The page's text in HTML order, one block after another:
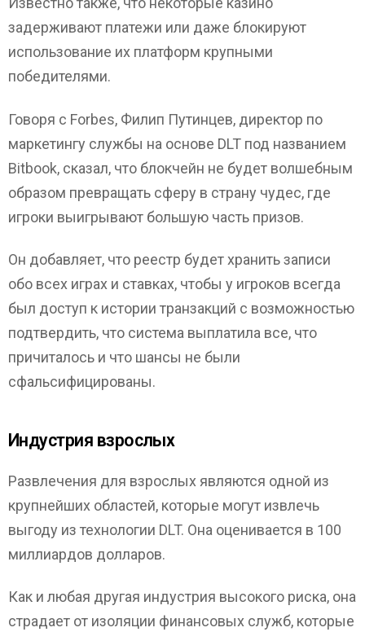
задерживают платежи или даже блокируют
использование их платформ крупными
победителями.
Говоря с Forbes, Филип Путинцев, директор по
маркетингу службы на основе DLT под названием
Bitbook, сказал, что блокчейн не будет волшебным
образом превращать сферу в страну чудес, где
игроки выигрывают большую часть призов.
Он добавляет, что реестр будет хранить записи
обо всех играх и ставках, чтобы у игроков всегда
был доступ к истории транзакций с возможностью
подтвердить, что система выплатила все, что
причиталось и что шансы не были
сфальсифицированы.
Индустрия взрослых
Развлечения для взрослых являются одной из
крупнейших областей, которые могут извлечь
выгоду из технологии DLT. Она оценивается в 100
миллиардов долларов.
Как и любая другая индустрия высокого риска, она
страдает от изоляции финансовых служб, которые